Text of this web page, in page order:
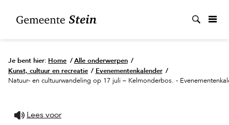
Je bent hier: Home / Alle onderwerpen /
Kunst, cultuur en recreatie / Evenementenkalender /
Natuur- en cultuurwandeling op 17 juli – Kelmonderbos. -
Lees voor